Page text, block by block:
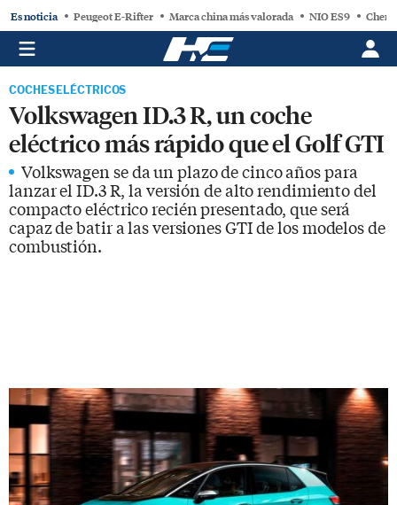
Es noticia Peugeot E-Rifter Marca china más valorada NIO ES9 Chery
COCHES ELÉCTRICOS
Volkswagen ID.3 R, un coche
eléctrico más rápido que el Golf GTI
Volkswagen se da un plazo de cinco años para
lanzar el ID.3 R, la versión de alto rendimiento del
compacto eléctrico recién presentado, que será
capaz de batir a las versiones GTI de los modelos de
combustión.